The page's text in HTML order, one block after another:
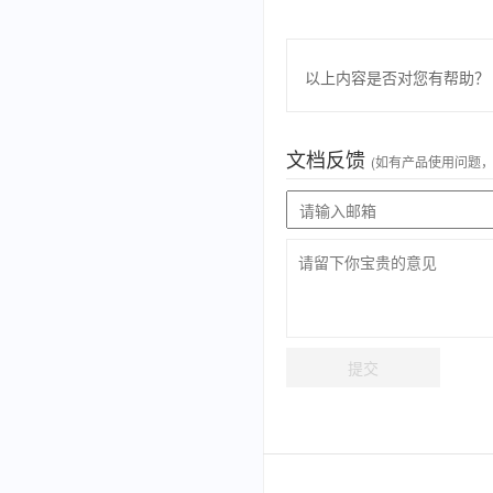
以上内容是否对您有帮助？
文档反馈 (如有产品使用问题
提交